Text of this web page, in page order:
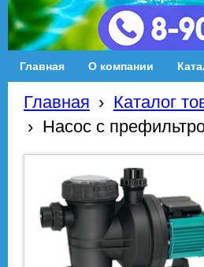
Главная О компании
Главная › Каталог
› Насос с